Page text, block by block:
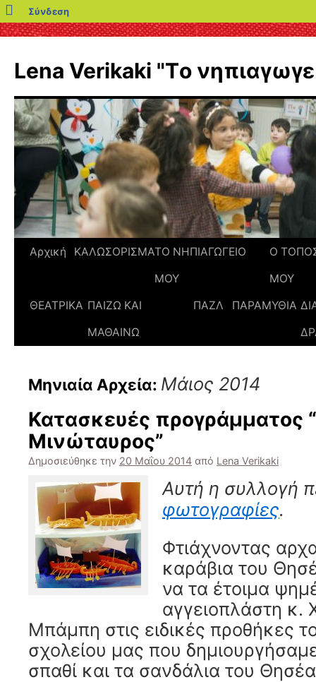
blogs.sch.gr
Σύνδεση
περιεχόμενο
Lena Verikaki "Tο
Αρχική ΚΑΛΩΣΟΡΙΣΜΑΤΟ ΝΗΠΙΑΓΩΓΕΙΟ
ΜΟΥ
Ο
ΜΟΥ
ΘΕΑΤΡΙΚΑ ΠΑΙΖΩ ΚΑΙ
ΜΑΘΑΙΝΩ
ΠΑΖΛ ΠΑΡΑΜΥΘΙΑ
Μηνιαία Αρχεία: Μάιος 2014
Κατασκευές προγράμματος
Μινώταυρος”
Δημοσιεύθηκε την 20 Μαΐου 2014 από Lena Verikaki
Αυτή η συλλογή
φωτογραφίες.
Φτιάχνοντας
καράβια του
να τα έτοιμα
αγγειοπλάστη κ.
Μπάμπη στις ειδικές προθήκες
σχολείου μας που
σπαθί και τα σανδάλια του